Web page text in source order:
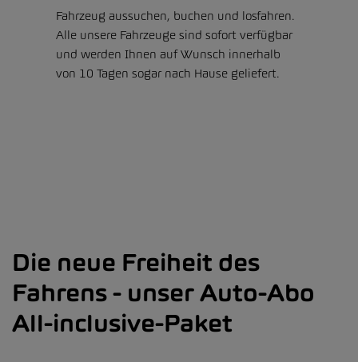
Fahrzeug aussuchen, buchen und losfahren.
Alle unsere Fahrzeuge sind sofort verfügbar
und werden Ihnen auf Wunsch innerhalb
von 10 Tagen sogar nach Hause geliefert.
Die neue Freiheit des
Fahrens - unser Auto-Abo
All-inclusive-Paket